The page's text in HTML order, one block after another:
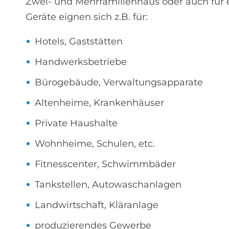
Geräte eignen sich z.B. für:
Hotels, Gaststätten
Handwerksbetriebe
Bürogebäude, Verwaltungsapparate
Altenheime, Krankenhäuser
Private Haushalte
Wohnheime, Schulen, etc.
Fitnesscenter, Schwimmbäder
Tankstellen, Autowaschanlagen
Landwirtschaft, Kläranlage
produzierendes Gewerbe